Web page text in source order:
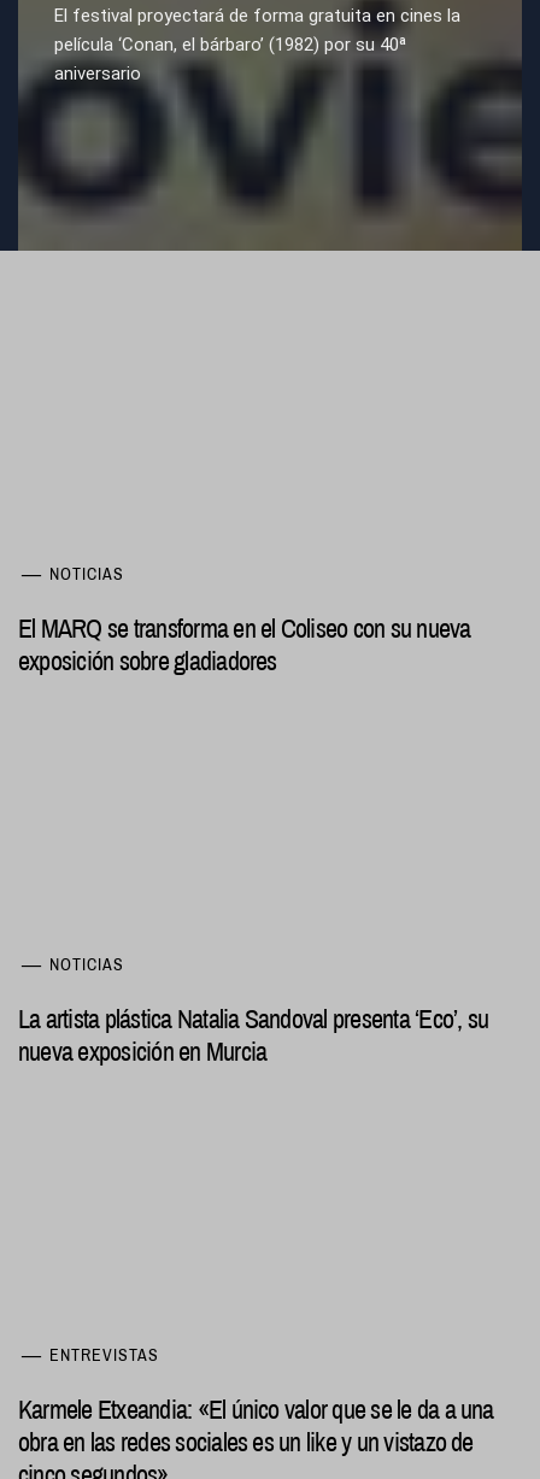
El festival proyectará de forma gratuita en cines la
película ‘Conan, el bárbaro’ (1982) por su 40ª
aniversario
NOTICIAS
El MARQ se transforma en el Coliseo con su nueva
exposición sobre gladiadores
NOTICIAS
La artista plástica Natalia Sandoval presenta ‘Eco’, su
nueva exposición en Murcia
ENTREVISTAS
Karmele Etxeandia: «El único valor que se le da a una
obra en las redes sociales es un like y un vistazo de